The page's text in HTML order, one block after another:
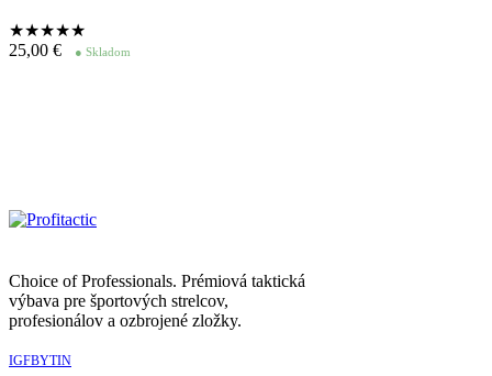
★★★★★
25,00 € ● Skladom
Choice of Professionals. Prémiová taktická
výbava pre športových strelcov,
profesionálov a ozbrojené zložky.
IGFBYTIN